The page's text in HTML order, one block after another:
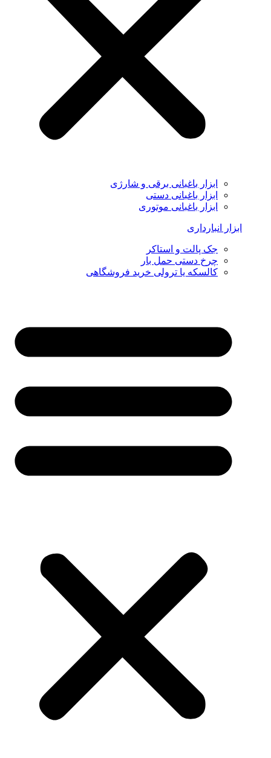
ابزار باغبانی برقی و شارژی
ابزار باغبانی دستی
ابزار باغبانی موتوری
ابزار انبارداری
جک پالت و استاکر
چرخ دستی حمل بار
کالسکه یا ترولی خرید فروشگاهی